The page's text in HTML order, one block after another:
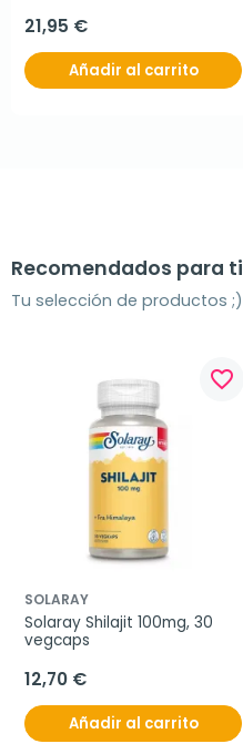
21,95 €
Añadir al carrito
Recomendados para ti
Tu selección de productos ;)
favorite_border
SOLARAY
Solaray Shilajit 100mg, 30
vegcaps
12,70 €
Añadir al carrito